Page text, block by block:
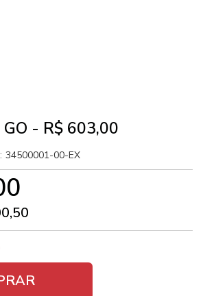
- R$ 603,00
34500001-00-EX